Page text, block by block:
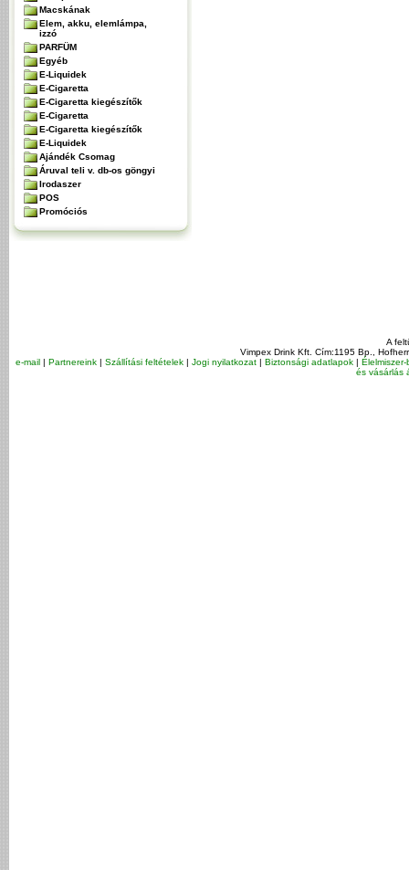
Macskának
Elem, akku, elemlámpa,
izzó
PARFÜM
Egyéb
E-Liquidek
E-Cigaretta
E-Cigaretta kiegészítők
E-Cigaretta
E-Cigaretta kiegészítők
E-Liquidek
Ajándék Csomag
Áruval teli v. db-os göngyi
Irodaszer
POS
Promóciós
A
Vimpex Drink Kft. Cím:1195 Bp.,
e-mail| Partnereink| Szállítási feltételek| Jogi nyilatkozat| Biztonsági adatlapok|
és vásárlás